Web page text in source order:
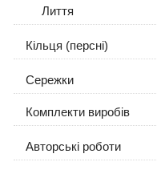
Лиття
Кільця (персні)
Чоловічі
З черепом
З вовком
Жіночі
З камінням
Сережки
Комплекти виробів
Сережки і кільце
Авторські роботи